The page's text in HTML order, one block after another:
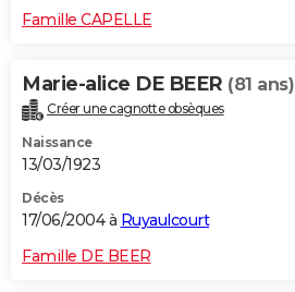
Famille CAPELLE
Marie-alice DE BEER (81 ans)
Créer une cagnotte obsèques
Naissance
13/03/1923
Décès
17/06/2004 à Ruyaulcourt
Famille DE BEER